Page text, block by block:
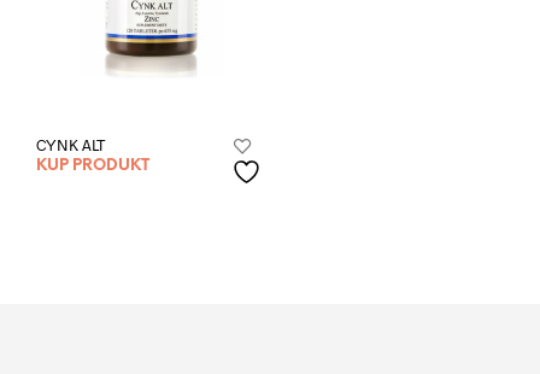
CYNK ALT
KUP PRODUKT